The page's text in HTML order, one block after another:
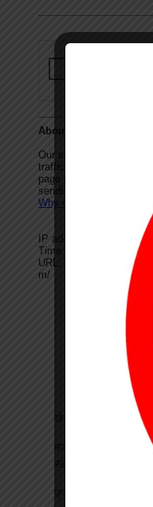
खेत में काम कर रहे किसान
मजदूरी के 10 हजार
उप जेल का कलेक्टर-एसपी